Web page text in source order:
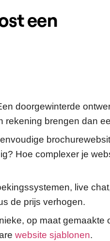
een
doorgewinterde
rekening brengen dan
Hoe complexer je
live
de prijs verhogen.
op maat gemaakte
website sjablonen.